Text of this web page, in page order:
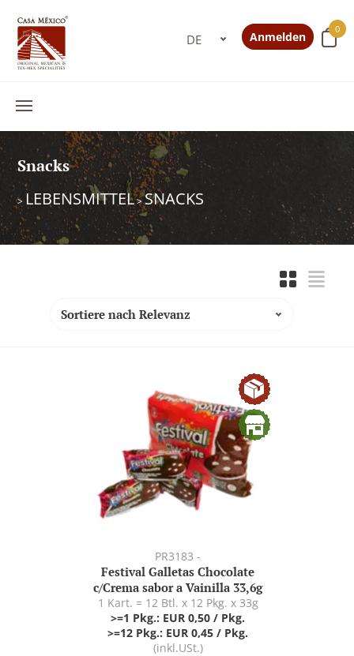
0
Anmelden
Snacks
> LEBENSMITTEL>SNACKS
PR3183 -
Festival Galletas Chocolate
c/Crema sabor a Vainilla 33,6g
1 Kart. = 12 Btl. x 12 Pkg. x 33g
>=1 Pkg.: EUR 0,50 / Pkg.
>=12 Pkg.: EUR 0,45 / Pkg.
(inkl.USt.)